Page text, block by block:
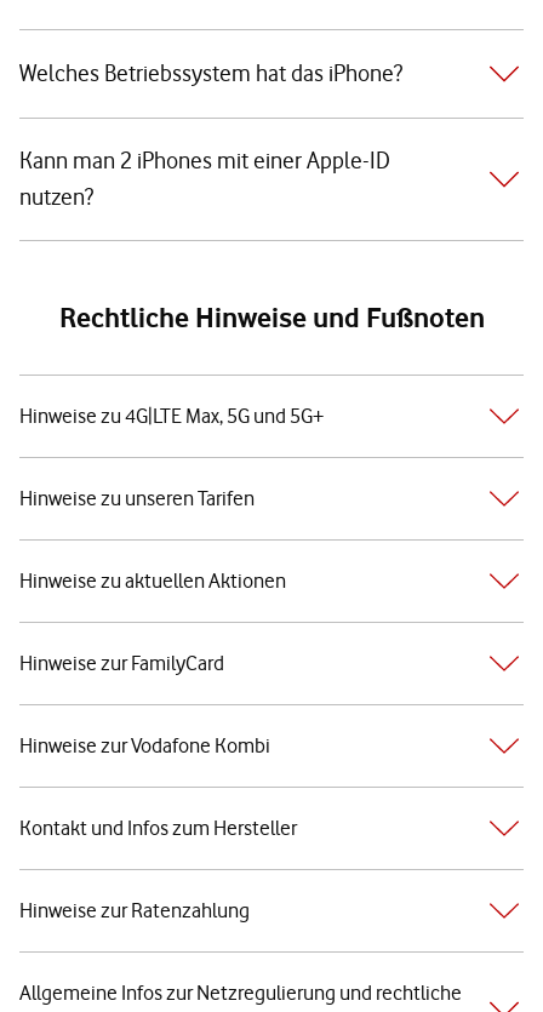
Welches Betriebssystem hat das iPhone?
Kann man 2 iPhones mit einer Apple-ID
nutzen?
Rechtliche Hinweise und Fußnoten
Hinweise zu 4G|LTE Max, 5G und 5G+
Hinweise zu unseren Tarifen
Hinweise zu aktuellen Aktionen
Hinweise zur FamilyCard
Hinweise zur Vodafone Kombi
Kontakt und Infos zum Hersteller
Hinweise zur Ratenzahlung
Allgemeine Infos zur Netzregulierung und rechtliche